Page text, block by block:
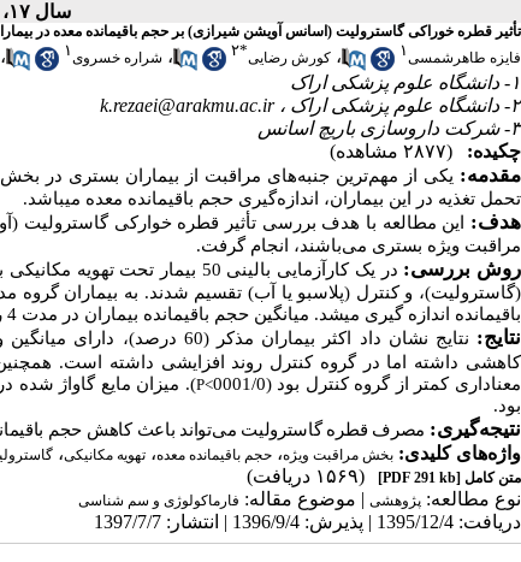
سال ۱۷، شماره ۶۸ - ( ۹-۱۳۹۷ )
تأثیر قطره خوراکی گاسترولیت (اسانس آویشن شیرازی) بر حجم باقیمانده معده در
فایزه طاهرشمسی۱ ، کورش رضایی*۲ ، شراره خسروی۱ ،
۱- دانشگاه علوم پزشکی اراک
۲- دانشگاه علوم پزشکی اراک ،
k.rezaei@arakmu.ac.ir
۳- شرکت داروسازی باریچ اسانس
چکیده:
(۲۸۷۷ مشاهده)
مقدمه: یکی از مهمترین جنبههای مراقبت از بیماران بستری در بخش
تحمل تغذیه در این بیماران، اندازه‌گیری حجم باقیمانده معده میباشد.
هدف: این مطالعه با هدف بررسی تأثیر قطره خوارکی گاسترولیت
مراقبت ویژه بستری می‌باشند، انجام گرفت.
روش بررسی: در یک کارآزمایی بالینی 50 بیمار تحت تهویه مکانیکی با نمونه
باقیمانده اندازه گیری میشد. میانگین حجم باقیمانده بیماران در مدت 4 روز با استفاده از تست
نتایج: نتایج نشان داد اکثر بیماران مذکر (60 درصد)، دارای میانگین و انحراف معیار سنی 06/63
کاهشی داشته اما در گروه کنترل روند افزایشی داشته است.
معناداری کمتر از گروه کنترل بود (0001/0
P<). میزان مایع گاواژ شده
بود.
نتیجه‌گیری: مصرف قطره گاسترولیت می‌تواند باعث کاهش حجم
واژه‌های کلیدی: بخش مراقبت ویژه، حجم باقیمانده معده، تهویه مکانیکی،
متن کامل [PDF 291 kb]
(۱۵۶۹ دریافت)
نوع مطالعه: پژوهشی | موضوع مقاله: فارماكولوژی و سم شناسی
دریافت: 1395/12/4 | پذیرش: 1396/9/4 | انتشار: 1397/7/7